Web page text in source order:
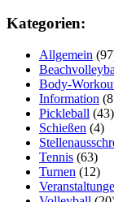
Kategorien:
Allgemein
Body-
Information
Pickleball (43)
Schießen (4)
Tennis (63)
Turnen (12)